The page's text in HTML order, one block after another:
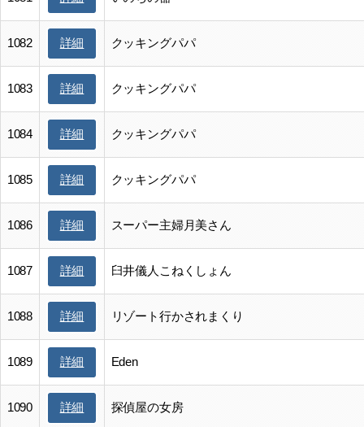
1082 詳細 クッキングパパ
1083 詳細 クッキングパパ
1084 詳細 クッキングパパ
1085 詳細 クッキングパパ
1086 詳細 スーパー主婦月美さん
1087 詳細 臼井儀人こねくしょん
1088 詳細 リゾート行かされまくり
1089 詳細 Eden
1090 詳細 探偵屋の女房